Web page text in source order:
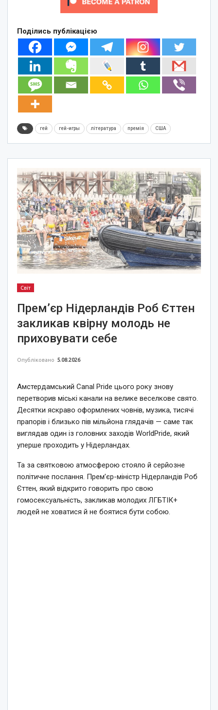
Поділись публікацією
гей гей-игры література премія США
Світ
Прем’єр Нідерландів Роб Єттен
закликав квірну молодь не
приховувати себе
Опубліковано 5.08.2026
Амстердамський Canal Pride цього року знову
перетворив міські канали на велике веселкове свято.
Десятки яскраво оформлених човнів, музика, тисячі
прапорів і близько пів мільйона глядачів — саме так
виглядав один із головних заходів WorldPride, який
уперше проходить у Нідерландах.
Та за святковою атмосферою стояло й серйозне
політичне послання. Прем’єр-міністр Нідерландів Роб
Єттен, який відкрито говорить про свою
гомосексуальність, закликав молодих ЛГБТІК+
людей не ховатися й не боятися бути собою.